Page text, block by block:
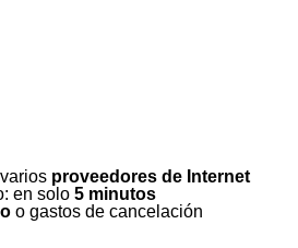
proveedores de Internet
en solo 5 minutos
o gastos de cancelación